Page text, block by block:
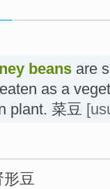
beans are
as a
plant. 菜豆
豆